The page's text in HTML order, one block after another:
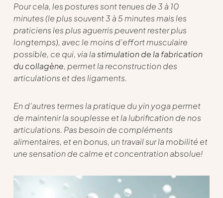
Pour cela, les postures sont tenues de 3 à 10
minutes (le plus souvent 3 à 5 minutes mais les
praticiens les plus aguerris peuvent rester plus
longtemps), avec le moins d’effort musculaire
possible, ce qui, via lastimulation de la fabrication
du collagène, permet la reconstruction des
articulations et des ligaments.
En d’autres termes la pratique du yin yoga permet
de maintenir la souplesse et la lubrification de nos
articulations. Pas besoin de compléments
alimentaires, et en bonus, un travail sur la mobilité et
une sensation de calme et concentration absolue!